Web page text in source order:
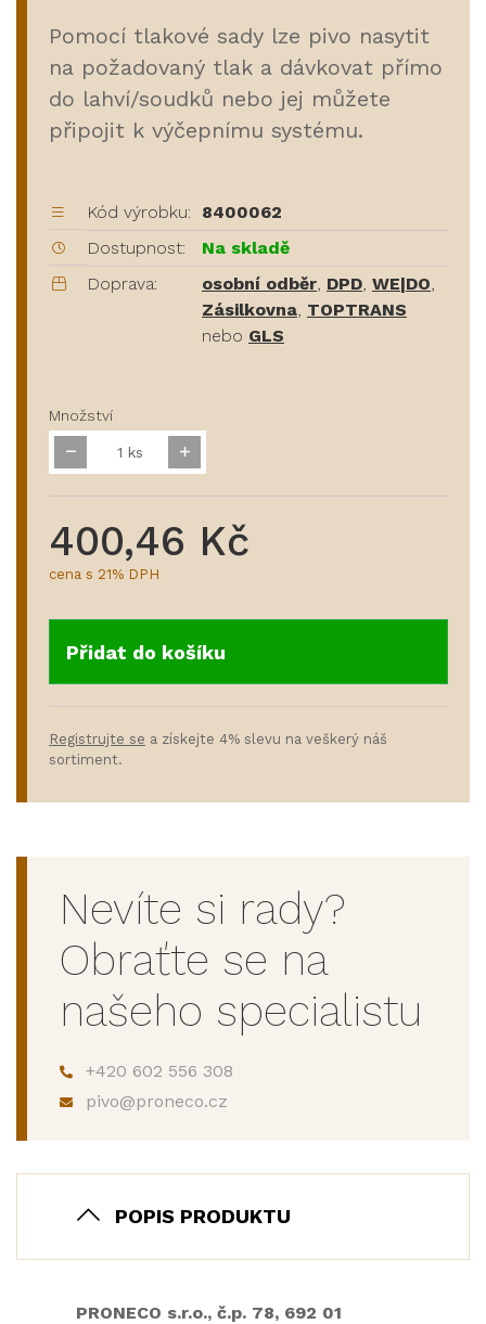
Pomocí tlakové sady lze pivo nasytit
na požadovaný tlak a dávkovat přímo
do lahví/soudků nebo jej můžete
připojit k výčepnímu systému.
Kód výrobku:
8400062
Dostupnost:
Na skladě
Doprava:
osobní odběr DPD WE|DO
Zásilkovna TOPTRANS
nebo GLS
Množství
ks
400,46 Kč
cena s 21% DPH
Přidat do košíku
Registrujte se a získejte 4% slevu na veškerý náš
sortiment.
Nevíte si rady?
Obraťte se na
našeho specialistu
+420 602 556 308
pivo@proneco.cz
POPIS PRODUKTU
PRONECO s.r.o., č.p. 78, 692 01